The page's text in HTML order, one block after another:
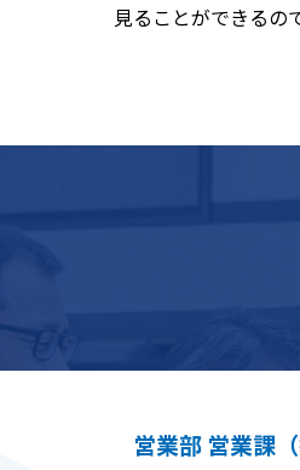
見ることができるの
営業部 営業課（